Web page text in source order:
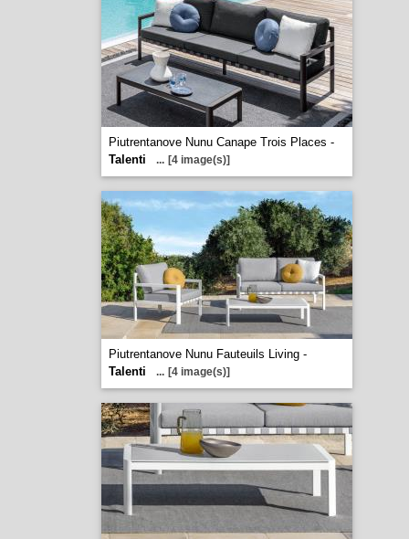
Piutrentanove Nunu Canape Trois Places -
Talenti
... [4 image(s)]
Piutrentanove Nunu Fauteuils Living -
Talenti
... [4 image(s)]